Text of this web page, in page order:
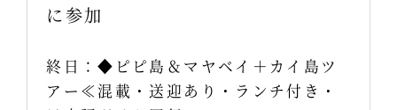
に参加
終日：◆ピピ島＆マヤベイ＋カイ島ツ
アー≪混載・送迎あり・ランチ付き・